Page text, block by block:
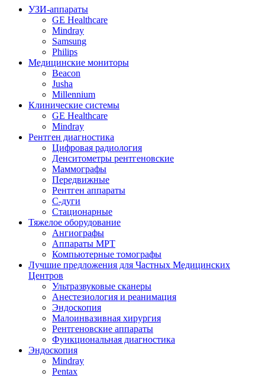
УЗИ-аппараты
GE Healthcare
Mindray
Samsung
Philips
Медицинские мониторы
Beacon
Jusha
Millennium
Клинические системы
GE Healthcare
Mindray
Рентген диагностика
Цифровая радиология
Денситометры рентгеновские
Маммографы
Передвижные
Рентген аппараты
С-дуги
Стационарные
Тяжелое оборудование
Ангиографы
Аппараты МРТ
Компьютерные томографы
Лучшие предложения для Частных Медицинских
Центров
Ультразвуковые сканеры
Анестезиология и реанимация
Эндоскопия
Малоинвазивная хирургия
Рентгеновские аппараты
Функциональная диагностика
Эндоскопия
Mindray
Pentax